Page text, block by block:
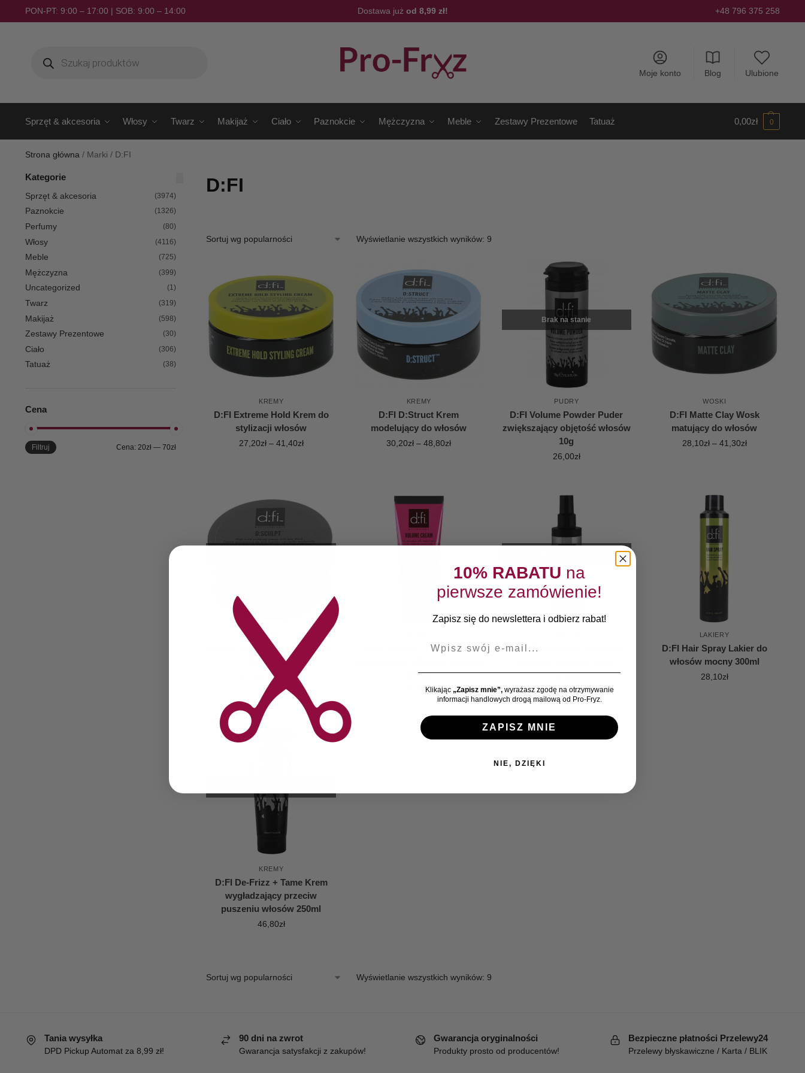
PON-PT: 9:00 – 17:00 | SOB: 9:00 – 14:00 Dostawa już od 8,99 zł! +48 796 375 258
Moje konto Blog Ulubione
Sprzęt & akcesoria Włosy Twarz Makijaż Ciało Paznokcie Mężczyzna Meble Zestawy Prezentowe Tatuaż 0,00zł 0
Strona główna/ Marki / D:FI
D:FI
Wyświetlanie wszystkich wyników: 9
KREMY
D:FI Extreme Hold Krem do
stylizacji włosów
27,20zł – 41,40zł
KREMY
D:FI D:Struct Krem
modelujący do włosów
30,20zł – 48,80zł
Brak na stanie
PUDRY
D:FI Volume Powder Puder
zwiększający objętość włosów
10g
26,00zł
WOSKI
D:FI Matte Clay Wosk
matujący do włosów
28,10zł – 41,30zł
KREMY
D:FI D:Sculpt Krem rzeźbiący
do włosów
– 61,00zł
D:FI Volume Cream Krem
200ml
25,80zł
D:FI Reshapable Spray do
LAKIERY
D:FI Hair Spray Lakier do
włosów mocny 300ml
28,10zł
KREMY
D:FI De-Frizz + Tame Krem
wygładzający przeciw
puszeniu włosów 250ml
46,80zł
Wyświetlanie wszystkich wyników: 9
Kategorie
Sprzęt & akcesoria (3974)
Paznokcie (1326)
Perfumy (80)
Włosy (4116)
Meble (725)
Mężczyzna (399)
Uncategorized (1)
Twarz (319)
Makijaż (598)
Zestawy Prezentowe (30)
Ciało (306)
Tatuaż (38)
Cena
Filtruj Cena: 20zł— 70zł
Tania wysyłka
DPD Pickup Automat za 8,99 zł!
90 dni na zwrot
Gwarancja satysfakcji z zakupów!
Gwarancja oryginalności
Produkty prosto od producentów!
Bezpieczne płatności Przelewy24
Przelewy błyskawiczne / Karta / BLIK
10% RABATU na
pierwsze zamówienie!
Zapisz się do newslettera i odbierz rabat!
Klikając „Zapisz mnie”,wyrażasz zgodę na otrzymywanie
informacji handlowych drogą mailową od Pro-Fryz.
ZAPISZ MNIE
NIE, DZIĘKI